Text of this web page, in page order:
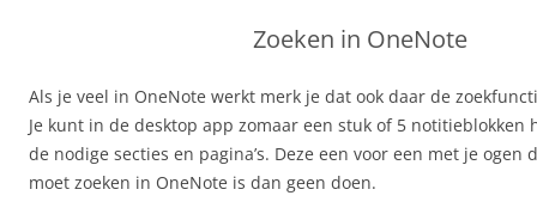
Zoeken in OneNote
Als je veel in OneNote werkt merk je dat ook daar de
Je kunt in de desktop app zomaar een stuk of 5 notitieblokken
de nodige secties en pagina’s. Deze een voor een met je ogen
moet zoeken in OneNote is dan geen doen.